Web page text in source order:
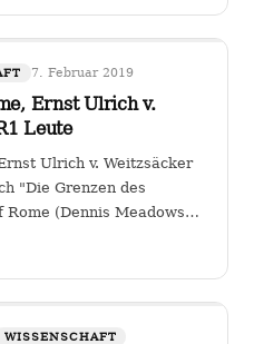
7. Februar 2019
Ernst Ulrich v.
Leute
Ulrich v. Weitzsäcker
"Die Grenzen des
Rome (Dennis Meadows
WISSENSCHAFT